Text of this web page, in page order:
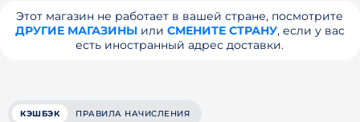
Этот магазин не работает в вашей стране, посмотрите
ДРУГИЕ МАГАЗИНЫили СМЕНИТЕ СТРАНУ, если у вас
есть иностранный адрес доставки.
КЭШБЭК ПРАВИЛА НАЧИСЛЕНИЯ